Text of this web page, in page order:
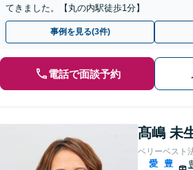
てきました。【丸の内駅徒歩1分】
事例を見る(3件)
電話で面談予約
髙嶋 未
ベリーベスト
愛
豊